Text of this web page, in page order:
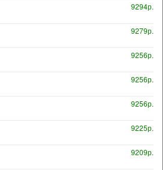
9294р.
9279р.
9256р.
9256р.
9256р.
9225р.
9209р.